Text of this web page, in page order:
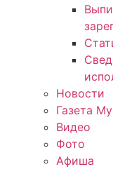
Новости
Газета
Видео
Фото
Афиша